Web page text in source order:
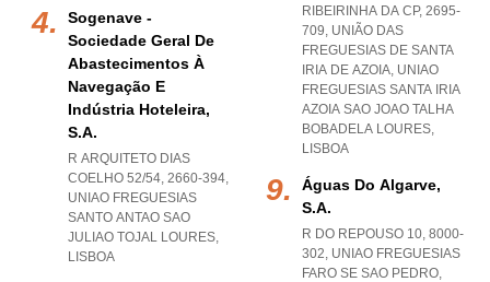
Sogenave -
Sociedade Geral De
Abastecimentos À
Navegação E
Indústria Hoteleira,
S.a.
R ARQUITETO DIAS
COELHO 52/54, 2660-394,
UNIAO FREGUESIAS
SANTO ANTAO SAO
JULIAO TOJAL LOURES,
LISBOA
RIBEIRINHA DA CP, 2695-
709, UNIÃO DAS
FREGUESIAS DE SANTA
IRIA DE AZOIA, UNIAO
FREGUESIAS SANTA IRIA
AZOIA SAO JOAO TALHA
BOBADELA LOURES,
LISBOA
Águas Do Algarve,
S.a.
R DO REPOUSO 10, 8000-
302, UNIAO FREGUESIAS
FARO SE SAO PEDRO,